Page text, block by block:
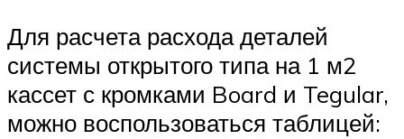
Для расчета расхода деталей
системы открытого типа на 1 м2
кассет с кромками Board и Tegular,
можно воспользоваться таблицей: